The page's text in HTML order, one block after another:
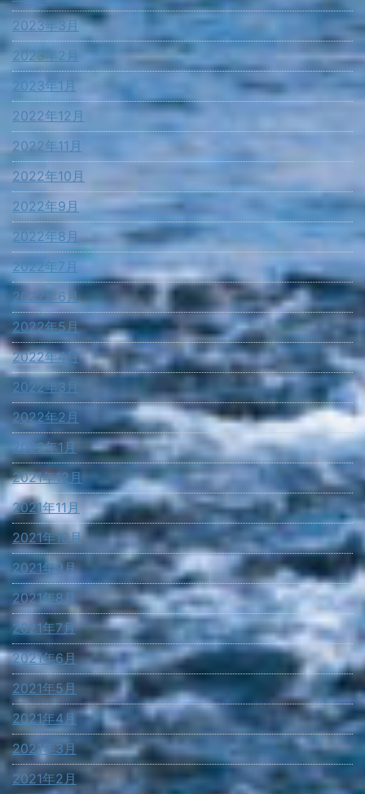
2023年3月
2023年2月
2023年1月
2022年12月
2022年11月
2022年10月
2022年9月
2022年8月
2022年7月
2022年6月
2022年5月
2022年4月
2022年3月
2022年2月
2022年1月
2021年12月
2021年11月
2021年10月
2021年9月
2021年8月
2021年7月
2021年6月
2021年5月
2021年4月
2021年3月
2021年2月